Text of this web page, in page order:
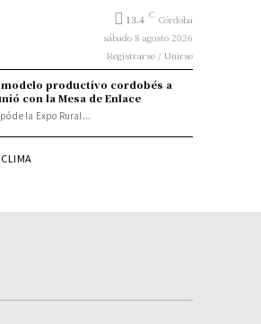
13.4 C Córdoba
sábado 8 agosto 2026
Registrarse / Unirse
productivo cordobés a
con la Mesa de Enlace
de la Expo Rural...
CLIMA